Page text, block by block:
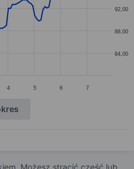
4 5 6 7
84,00
88,00
92,00
Możesz stracić część lub